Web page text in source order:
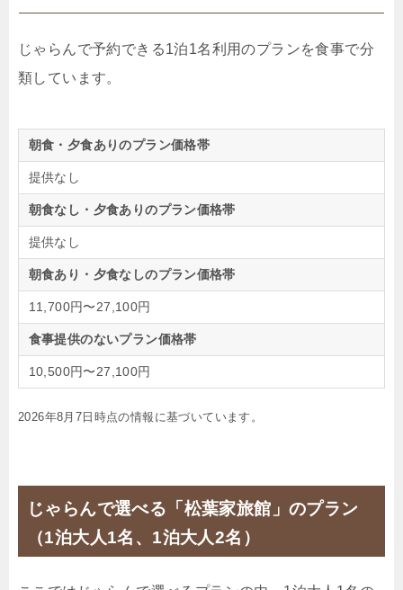
じゃらんで予約できる1泊1名利用のプランを食事で分
類しています。
朝食・夕食ありのプラン価格帯
提供なし
朝食なし・夕食ありのプラン価格帯
提供なし
朝食あり・夕食なしのプラン価格帯
11,700円〜27,100円
食事提供のないプラン価格帯
10,500円〜27,100円
2026年8月7日時点の情報に基づいています。
じゃらんで選べる「松葉家旅館」のプラン
（1泊大人1名、1泊大人2名）